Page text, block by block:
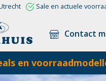
Sale en actuele
Contact
en